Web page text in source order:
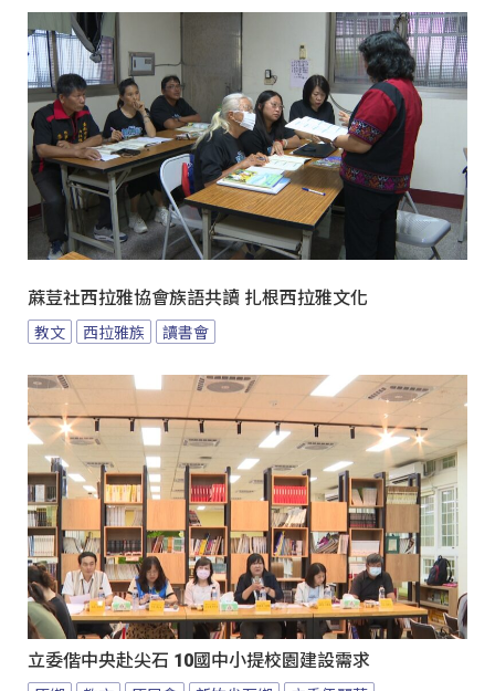
蔴荳社西拉雅協會族語共讀 扎根西拉雅文化
教文 西拉雅族 讀書會
立委偕中央赴尖石 10國中小提校園建設需求